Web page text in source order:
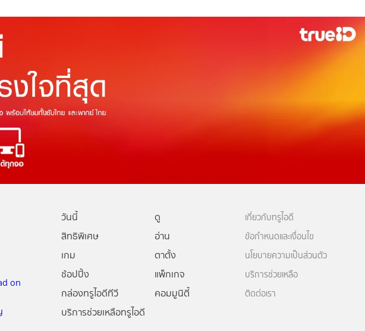
วันนี้
ดู
สิทธิพิเศษ
อ่าน
เกม
ตาตั้ง
ช้อปปิ้ง
แพ็กเกจ
กล่องทรูไอดีทีวี
คอมมูนิตี้
บริการช่วยเหลือทรูไอดี
เกี่ยวกับทรูไอดี
ข้อกำหนดและเงื่อนไข
นโยบายความเป็นส่วนตัว
บริการช่วยเหลือ
ติดต่อเรา